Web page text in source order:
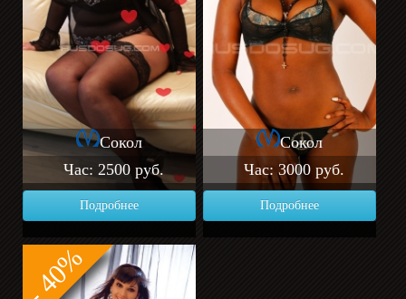
Сокол
Час: 2500 руб.
Подробнее
Сокол
Час: 3000 руб.
Подробнее
- 40%